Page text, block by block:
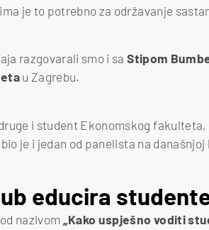
je to potrebno za održavanje
razgovarali smo i saStipom
u Zagrebu.
i student Ekonomskog
je i jedan od panelista na
educira
nazivom „Kako uspješno voditi